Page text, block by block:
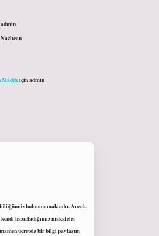
admin
Nazlıcan
Maddeiçinadmin
bulunmamaktadır. Ancak,
hazırladığımız makaleler
ücretsiz bir bilgi paylaşım